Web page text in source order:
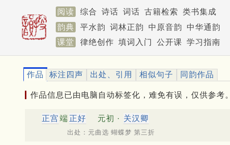
阅读 综合 诗话 词话 古籍检索 类书集成
韵典
平水韵 词林正韵 中原音韵 中华通韵
课堂
律绝创作 填词入门 公开课 学习指南
作品 标注四声 出处、引用 相似句子 同韵作品
作品信息已由电脑自动标签化，难免有误，仅供参考。
正宫 端 正好 元初 · 关汉卿
出处：元曲选 蝴蝶梦 第三折